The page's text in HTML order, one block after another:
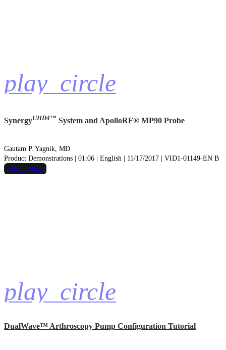
play_circle
SynergyUHD4™ System and ApolloRF® MP90 Probe
Gautam P. Yagnik, MD
Product Demonstrations | 01:06 | English | 11/17/2017 | VID1-01149-EN B
play_circle
hide_image
DualWave™ Arthroscopy Pump Configuration Tutorial